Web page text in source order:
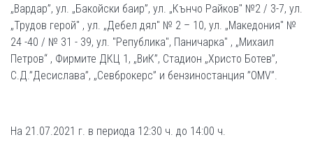
„Вардар”, ул. „Бакойски баир”, ул. „Кънчо Райков" №2 / 3-7, ул.
„Трудов герой" , ул. „Дебел дял" № 2 – 10, ул. „Македония" №
24 -40 / № 31 - 39, ул. "Република", Паничарка" , „Михаил
Петров“ , Фирмите ДКЦ 1, „ВиК”, Стадион „Христо Ботев”,
С.Д.”Десислава”, „Севброкерс” и бензиностанция ”OMV”.
На 21.07.2021 г. в периода 12:30 ч. до 14:00 ч.